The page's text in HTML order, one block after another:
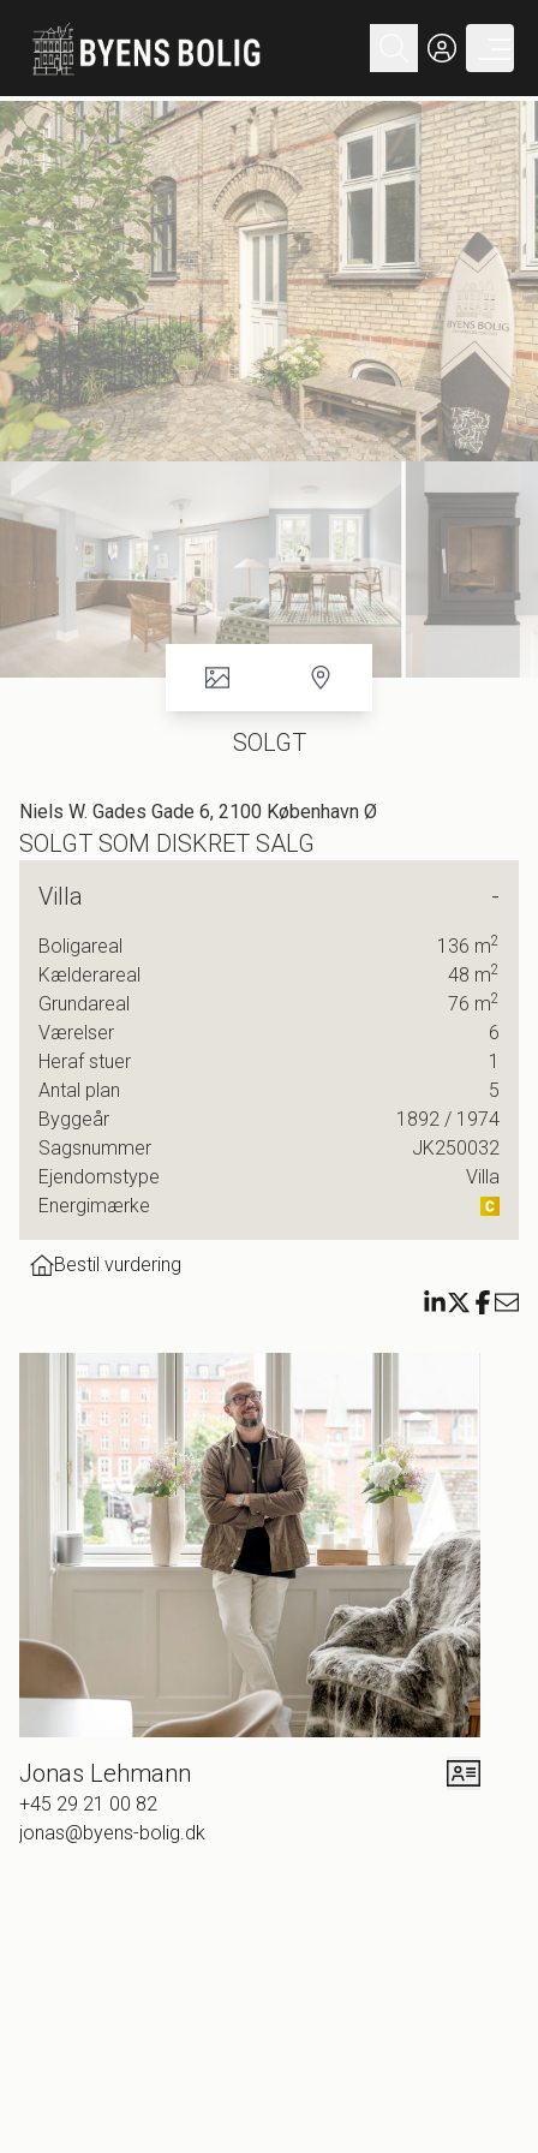
SOLGT
Niels W. Gades Gade 6, 2100 København Ø
SOLGT SOM DISKRET SALG
Villa
-
Boligareal 136 m2
Kælderareal 48 m2
Grundareal 76 m2
Værelser
6
Heraf stuer
1
Antal plan
5
Byggeår
1892 / 1974
Sagsnummer
JK250032
Ejendomstype
Villa
Energimærke
Bestil vurdering
Jonas Lehmann
+45 29 21 00 82
jonas@byens-bolig.dk